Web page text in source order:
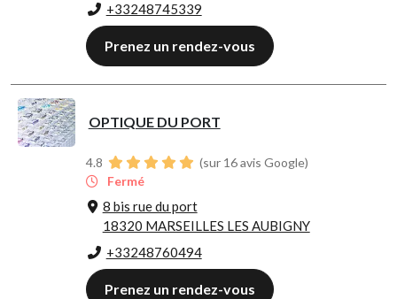
+33248745339
Prenez un rendez-vous
OPTIQUE DU PORT
4.8
(sur 16 avis Google)
Fermé
8 bis rue du port
18320 MARSEILLES LES AUBIGNY
+33248760494
Prenez un rendez-vous